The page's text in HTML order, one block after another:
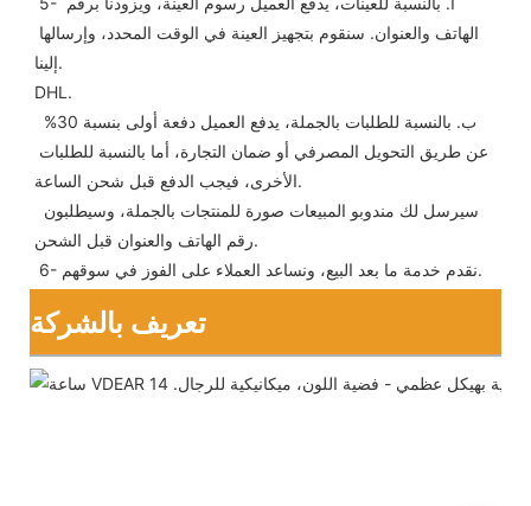
إلينا.
DHL.
الأخرى، فيجب الدفع قبل شحن الساعة.
رقم الهاتف والعنوان قبل الشحن.
6- نقدم خدمة ما بعد البيع، ونساعد العملاء على الفوز في سوقهم.
تعريف بالشركة